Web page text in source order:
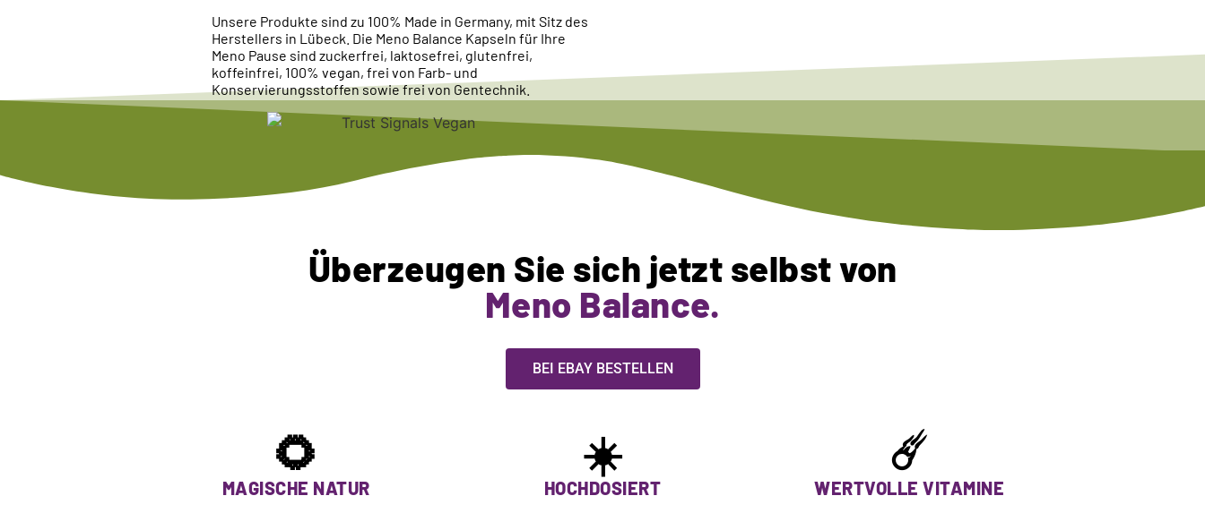
Unsere Produkte sind zu 100% Made in Germany, mit Sitz des
Herstellers in Lübeck. Die Meno Balance Kapseln für Ihre
Meno Pause sind zuckerfrei, laktosefrei, glutenfrei,
koffeinfrei, 100% vegan, frei von Farb- und
Konservierungsstoffen sowie frei von Gentechnik.
Überzeugen Sie sich jetzt selbst von
Meno Balance.
BEI EBAY BESTELLEN
🌻
MAGISCHE NATUR
☀️
HOCHDOSIERT
☄️
WERTVOLLE VITAMINE